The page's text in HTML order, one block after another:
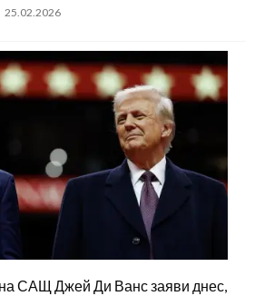
Posted
25.02.2026
САЩ Джей Ди Ванс заяви днес,